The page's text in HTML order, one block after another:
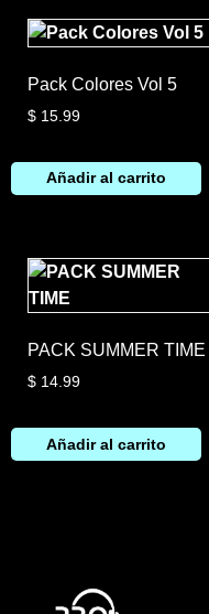
Pack Colores Vol 5
$ 15.99
Añadir al carrito
PACK SUMMER TIME
$ 14.99
Añadir al carrito